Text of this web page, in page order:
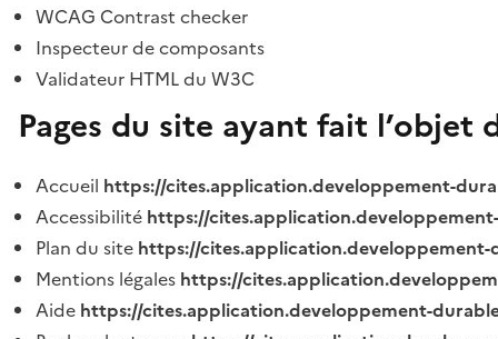
WCAG Contrast checker
Inspecteur de composants
Validateur HTML du W3C
Pages du site ayant fait
Accueil https://cites.application.developpement-
Accessibilité https://
Plan du site https://
Mentions légales https://
Aide https://cites.application.developpement-